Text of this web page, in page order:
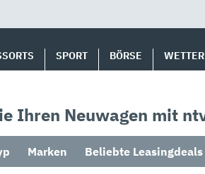
SPORT BÖRSE WETTER
Ihren Neuwagen mit
Marken Beliebte Leasingdeals